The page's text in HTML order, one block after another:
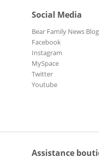
Social Media
Bear Family News Blog
Facebook
Instagram
MySpace
Twitter
Youtube
Assistance